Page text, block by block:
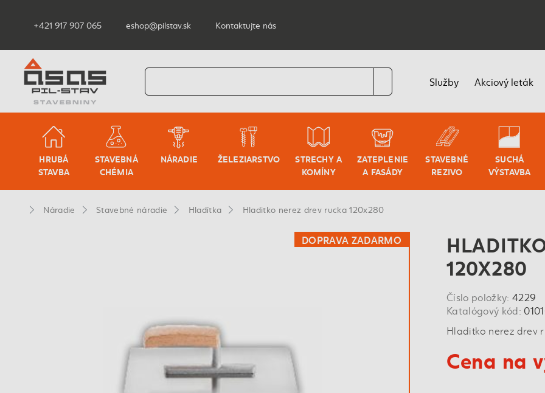
+421 917 907 065 eshop@pilstav.sk Kontaktujte nás
Služby Akciový leták
HRUBÁ
STAVBA
STAVEBNÁ
CHÉMIA
NÁRADIE ŽELEZIARSTVO
STRECHY A
KOMÍNY
ZATEPLENIE
A FASÁDY
STAVEBNÉ
REZIVO
SUCHÁ
VÝSTAVBA
Náradie Stavebné náradie Hladítka Hladitko nerez drev rucka 120x280
DOPRAVA ZADARMO
120X280
Číslo položky: 4229
Katalógový kód:
Hladitko nerez drev
Cena na